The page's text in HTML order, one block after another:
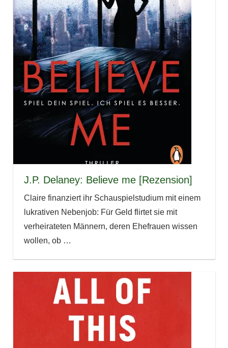
J.P. Delaney: Believe me [Rezension]
Claire finanziert ihr Schauspielstudium mit einem
lukrativen Nebenjob: Für Geld flirtet sie mit
verheirateten Männern, deren Ehefrauen wissen
wollen, ob …